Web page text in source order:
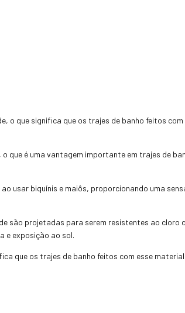
o que significa que os trajes de banho feitos
que é uma vantagem importante em trajes de
usar biquínis e maiôs, proporcionando uma
são projetadas para serem resistentes ao cloro
e exposição ao sol.
que os trajes de banho feitos com esse